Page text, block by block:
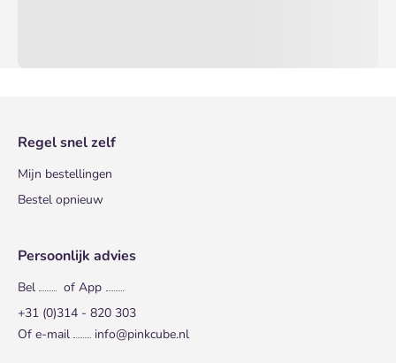
Regel snel zelf
Mijn bestellingen
Bestel opnieuw
Persoonlijk advies
Bel
of App
+31 (0)314 - 820 303
Of e-mail
info@pinkcube.nl